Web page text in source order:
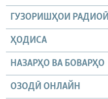
ГУЗОРИШҲОИ РАДИОӢ
ҲОДИСА
НАЗАРҲО ВА БОВАРҲО
ОЗОДӢ ОНЛАЙН